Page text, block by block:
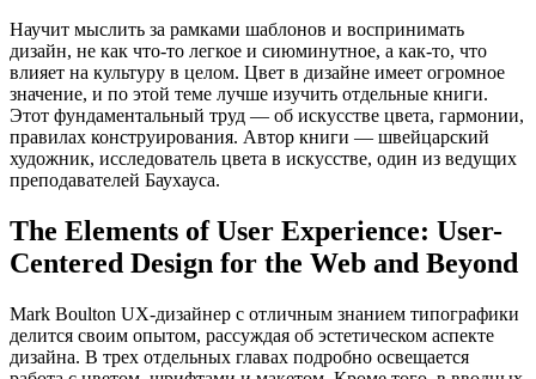
Научит мыслить за рамками шаблонов и воспринимать
дизайн, не как что-то легкое и сиюминутное, а как-то, что
влияет на культуру в целом. Цвет в дизайне имеет огромное
значение, и по этой теме лучше изучить отдельные книги.
Этот фундаментальный труд — об искусстве цвета, гармонии,
правилах конструирования. Автор книги — швейцарский
художник, исследователь цвета в искусстве, один из ведущих
преподавателей Баухауса.
The Elements of User Experience: User-
Centered Design for the Web and Beyond
Mark Boulton UX-дизайнер с отличным знанием типографики
делится своим опытом, рассуждая об эстетическом аспекте
дизайна. В трех отдельных главах подробно освещается